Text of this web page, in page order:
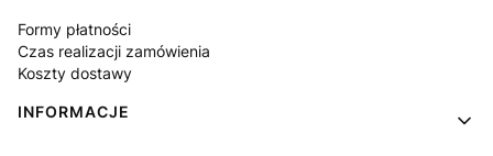
Formy płatności
Czas realizacji zamówienia
Koszty dostawy
INFORMACJE